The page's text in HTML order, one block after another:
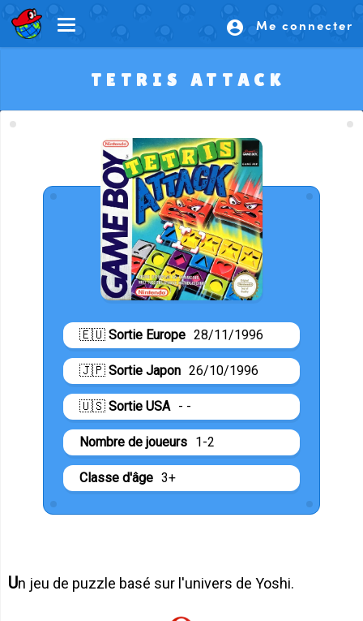
account_circle Me connecter
TETRIS ATTACK
🇪🇺 Sortie Europe 28/11/1996
🇯🇵 Sortie Japon 26/10/1996
🇺🇸 Sortie USA - -
Nombre de joueurs 1-2
Classe d'âge 3+
Un jeu de puzzle basé sur l'univers de Yoshi.